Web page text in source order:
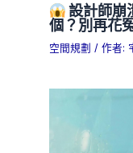
設計師崩
個？別再花
空間規劃 / 作者: